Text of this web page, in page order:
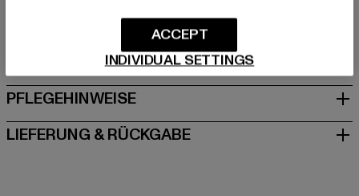
GRÖSSE & PASSFORM
PFLEGEHINWEISE
LIEFERUNG & RÜCKGABE
INDIVIDUAL SETTINGS
ACCEPT